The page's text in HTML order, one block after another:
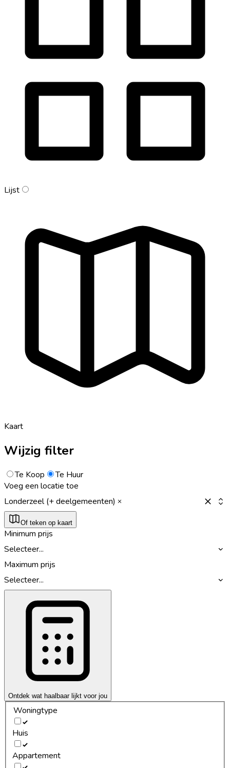
Lijst
Kaart
Wijzig filter
Te Koop
Te Huur
Voeg een locatie toe
Londerzeel (+ deelgemeenten)
Of teken op kaart
Minimum prijs
Selecteer...
Maximum prijs
Selecteer...
Ontdek wat haalbaar lijkt voor jou
Woningtype
Huis
Appartement